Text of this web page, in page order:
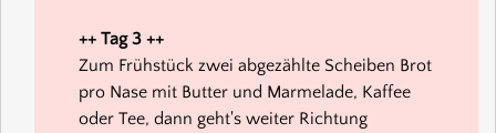
++ Tag 3 ++
Zum Frühstück zwei abgezählte Scheiben Brot
pro Nase mit Butter und Marmelade, Kaffee
oder Tee, dann geht's weiter Richtung